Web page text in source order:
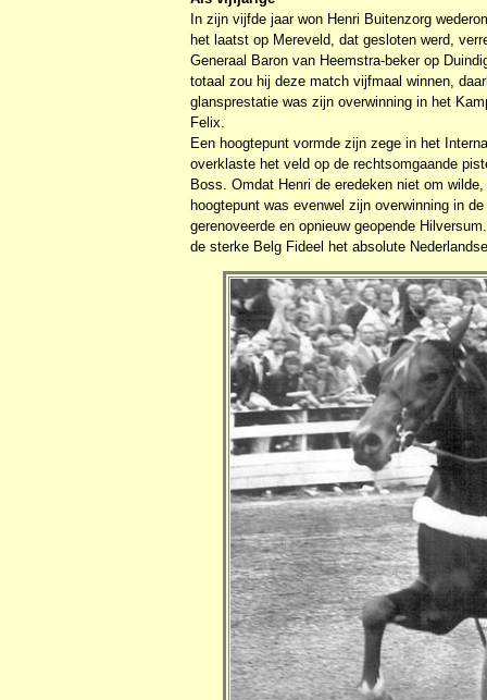
In zijn vijfde jaar won Henri Buitenzorg
het laatst op Mereveld, dat gesloten werd,
Generaal Baron van Heemstra-beker op
totaal zou hij deze match vijfmaal winnen,
glansprestatie was zijn overwinning in het
Felix.
Een hoogtepunt vormde zijn zege in het
overklaste het veld op de rechtsomgaande
Boss. Omdat Henri de eredeken niet om
hoogtepunt was evenwel zijn overwinning in
gerenoveerde en opnieuw geopende
de sterke Belg Fideel het absolute